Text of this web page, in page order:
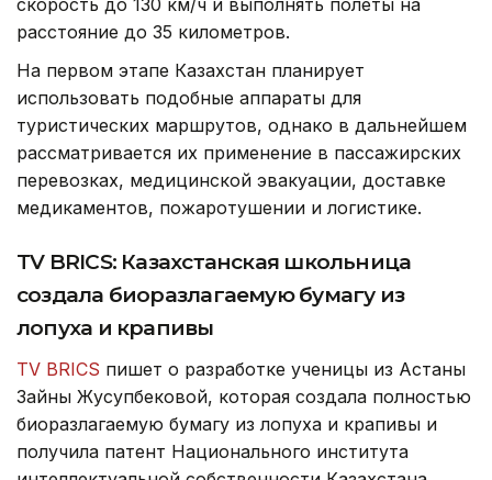
скорость до 130 км/ч и выполнять полеты на
расстояние до 35 километров.
На первом этапе Казахстан планирует
использовать подобные аппараты для
туристических маршрутов, однако в дальнейшем
рассматривается их применение в пассажирских
перевозках, медицинской эвакуации, доставке
медикаментов, пожаротушении и логистике.
TV BRICS: Казахстанская школьница
создала биоразлагаемую бумагу из
лопуха и крапивы
TV BRICS пишет о разработке ученицы из Астаны
Зайны Жусупбековой, которая создала полностью
биоразлагаемую бумагу из лопуха и крапивы и
получила патент Национального института